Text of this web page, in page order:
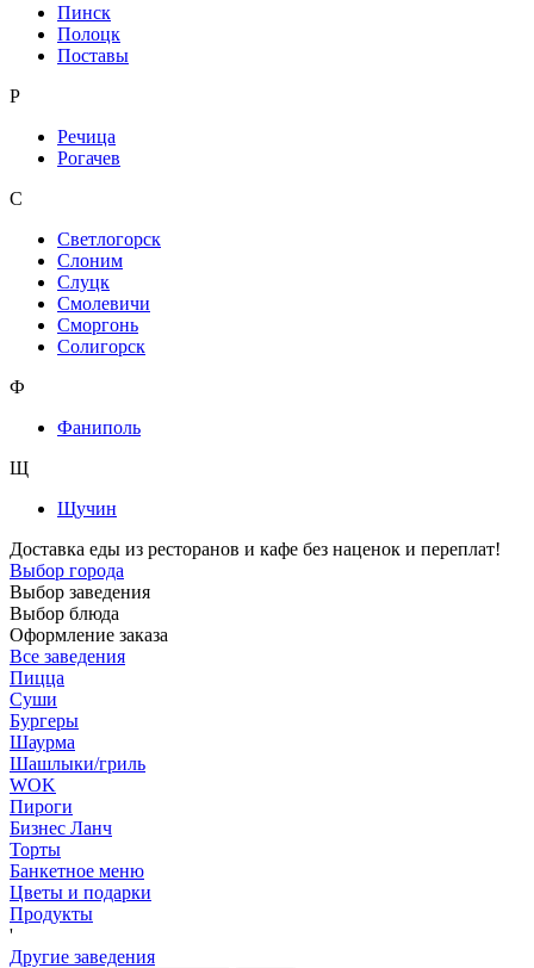
Пинск
Полоцк
Поставы
Р
Речица
Рогачев
С
Светлогорск
Слоним
Слуцк
Смолевичи
Сморгонь
Солигорск
Ф
Фаниполь
Щ
Щучин
Доставка еды из ресторанов и кафе без наценок и переплат!
Выбор города
Выбор заведения
Выбор блюда
Оформление заказа
Все заведения
Пицца
Суши
Бургеры
Шаурма
Шашлыки/гриль
WOK
Пироги
Бизнес Ланч
Торты
Банкетное меню
Цветы и подарки
Продукты
'
Другие заведения